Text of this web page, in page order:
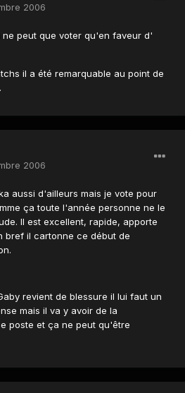
2006
peut que voter qu'en faveur d'
il a été remarquable au point de
2006
aussi d'ailleurs mais je vote pour
ça toute l'année personne ne le
Il est excellent, rapide, apporte
bref il cartonne ce début de
revient de blessure il lui faut un
mais il va y avoir de la
poste et ça ne peut qu'être